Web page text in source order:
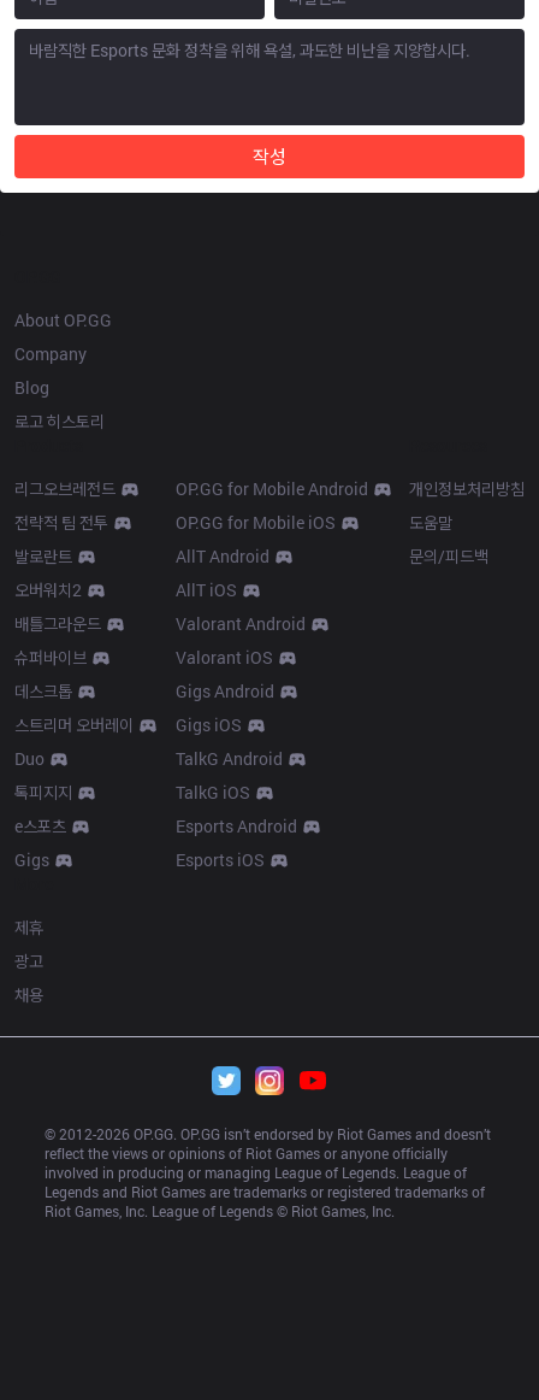
작성
About OP.GG
Company
Blog
로고 히스토리
리그오브레전드
전략적 팀 전투
발로란트
오버워치2
배틀그라운드
슈퍼바이브
데스크톱
스트리머 오버레이
Duo
톡피지지
e스포츠
Gigs
OP.GG for Mobile Android
OP.GG for Mobile iOS
AllT Android
AllT iOS
Valorant Android
Valorant iOS
Gigs Android
Gigs iOS
TalkG Android
TalkG iOS
Esports Android
Esports iOS
개인정보처리방침
도움말
문의/피드백
제휴
광고
채용
© 2012-2026 OP.GG. OP.GG isn’t endorsed by Riot Games and doesn’t
reflect the views or opinions of Riot Games or anyone officially
involved in producing or managing League of Legends. League of
Legends and Riot Games are trademarks or registered trademarks of
Riot Games, Inc. League of Legends © Riot Games, Inc.